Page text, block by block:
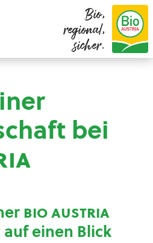
Bio,
regional,
sicher.
bei
bio austria
einen Blick